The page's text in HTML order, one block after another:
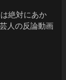
絶対にあか
人の反論動画